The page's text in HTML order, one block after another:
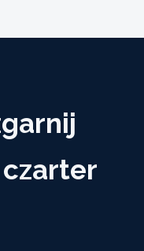
czarter